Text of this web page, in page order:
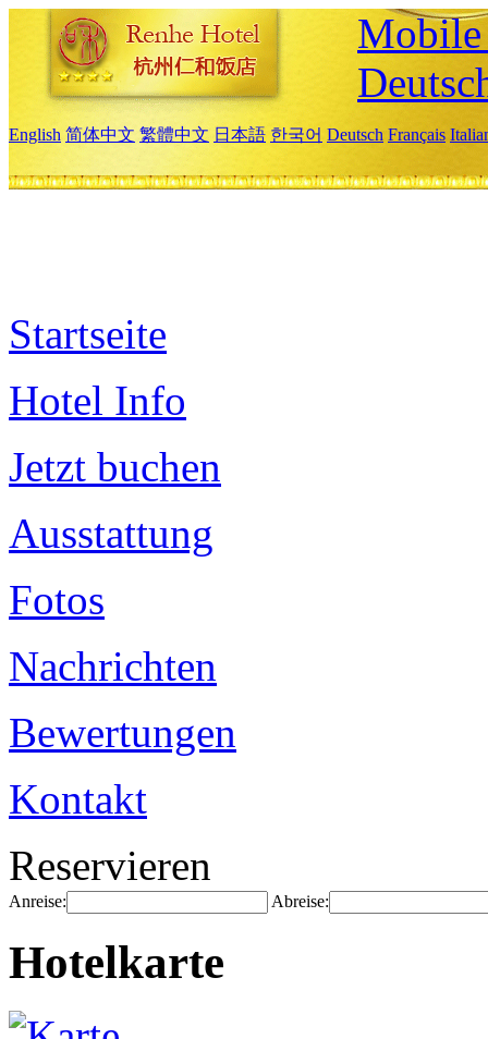
English 简体中文 繁體中文 日本語 한국어 Deutsch Français
Startseite
Hotel Info
Jetzt buchen
Ausstattung
Fotos
Nachrichten
Bewertungen
Kontakt
Reservieren
Anreise: Abreise:
Hotelkarte